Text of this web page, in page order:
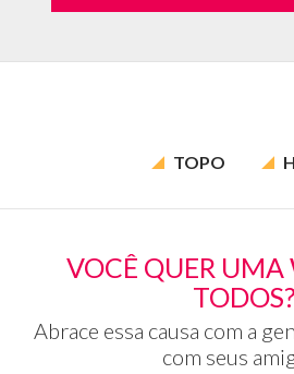
TOPO
VOCÊ QUER UMA
TODOS?
Abrace essa causa com a
com seus